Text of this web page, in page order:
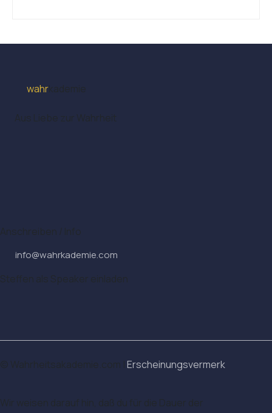
wahr
Aus Liebe zur Wahrheit
Anschreiben / Info
info@wahrkademie.com
Steffen als Speaker einladen
© Wahrheitsakademie.com | Erscheinungsvermerk
Wir weisen darauf hin, daß du für die Dauer der